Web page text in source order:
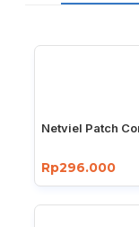
Netviel Patch
Rp296.000